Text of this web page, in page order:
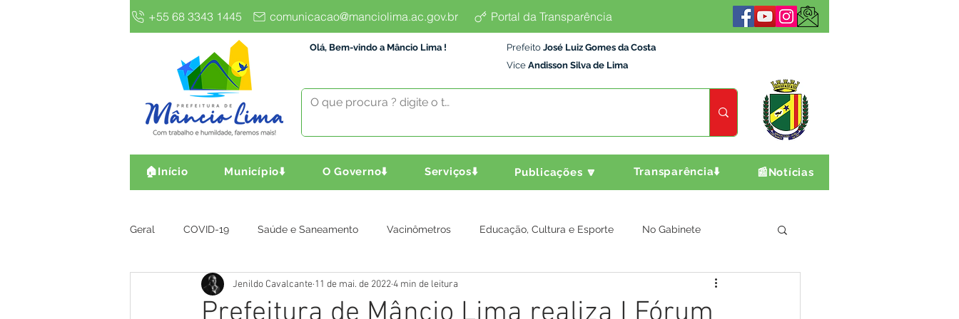
+55 68 3343 1445 comunicacao@manciolima.ac.gov.br Portal da Transparência
Olá, Bem-vindo a Mâncio Lima ! Prefeito José Luiz Gomes da Costa
Vice Andisson Silva de Lima
🏠Início Município⬇️ O Governo⬇️ Serviços⬇️ Publicações 🔽 Transparência⬇️ 📰Notícias
Geral COVID-19 Saúde e Saneamento Vacinômetros Educação, Cultura e Esporte No Gabinete
Gestão e Finanças Infra, Obra e Transporte Assistência Social Agricultura e Produção
Jenildo Cavalcante 11 de mai. de 20224 min de leitura